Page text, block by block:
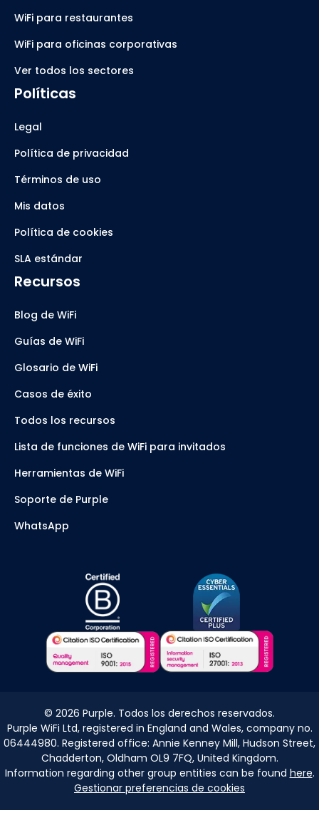
WiFi para restaurantes
WiFi para oficinas corporativas
Ver todos los sectores
Políticas
Legal
Política de privacidad
Términos de uso
Mis datos
Política de cookies
SLA estándar
Recursos
Blog de WiFi
Guías de WiFi
Glosario de WiFi
Casos de éxito
Todos los recursos
Lista de funciones de WiFi para invitados
Herramientas de WiFi
Soporte de Purple
WhatsApp
© 2026 Purple. Todos los derechos reservados.
Purple WiFi Ltd, registered in England and Wales, company no.
06444980. Registered office: Annie Kenney Mill, Hudson Street,
Chadderton, Oldham OL9 7FQ, United Kingdom.
Information regarding other group entities can be found here.
Gestionar preferencias de cookies